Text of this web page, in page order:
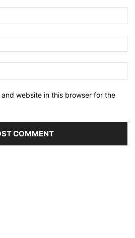
and website in this browser for the